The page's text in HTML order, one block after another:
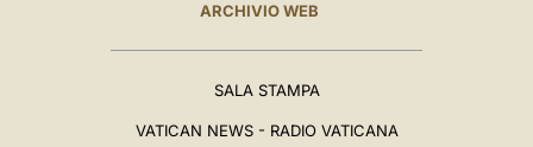
ARCHIVIO WEB
SALA STAMPA
VATICAN NEWS - RADIO VATICANA